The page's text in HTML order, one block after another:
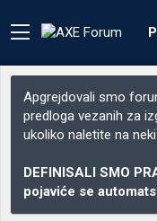
Apgrejdovali smo
predloga vezanih za
ukoliko naletite na
DEFINISALI SMO
pojaviće se